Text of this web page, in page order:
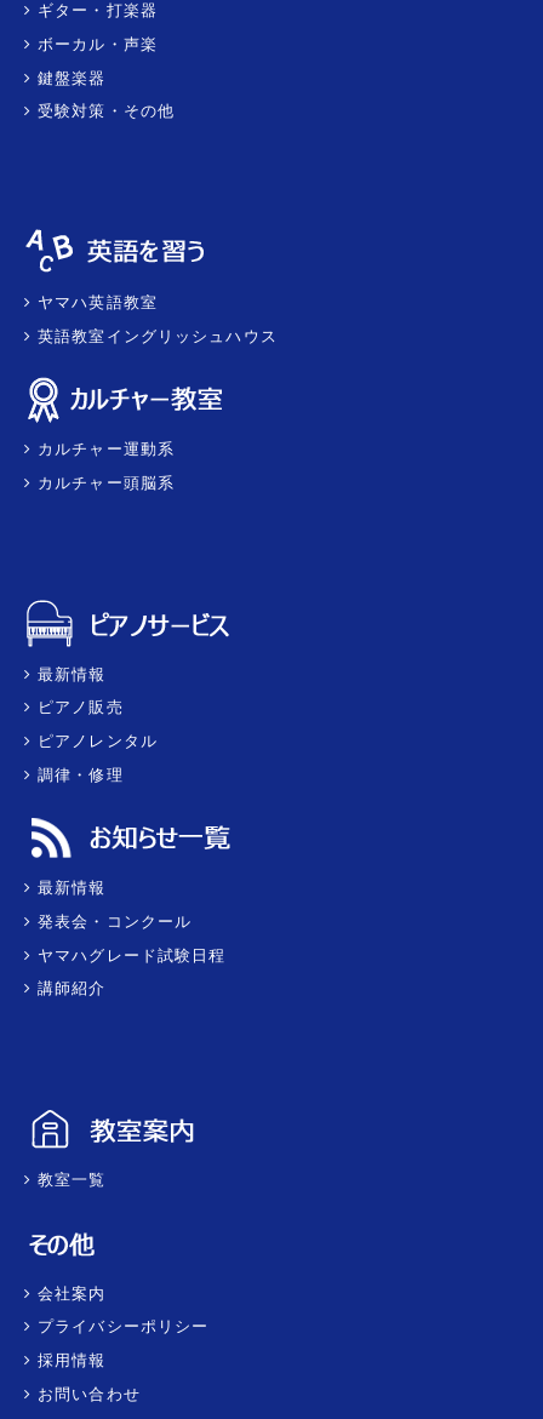
ギター・打楽器
ボーカル・声楽
鍵盤楽器
受験対策・その他
ヤマハ英語教室
英語教室イングリッシュハウス
カルチャー運動系
カルチャー頭脳系
最新情報
ピアノ販売
ピアノレンタル
調律・修理
最新情報
発表会・コンクール
ヤマハグレード試験日程
講師紹介
教室一覧
会社案内
プライバシーポリシー
採用情報
お問い合わせ